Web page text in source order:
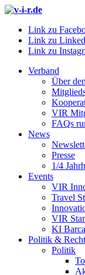
Link zu
Link zu
Link zu
Verband
Über
VIR
FAQs
News
Presse
1/4
Events
VIR
Travel
VIR
KI
Politik & Recht
Politik